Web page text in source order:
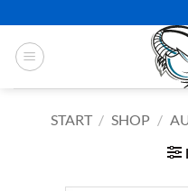
springen
START / SHOP /